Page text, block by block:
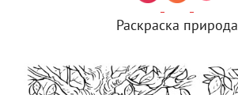
Раскраска природа